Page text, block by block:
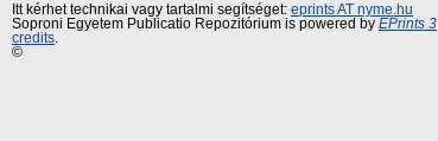
Itt kérhet technikai vagy tartalmi segítséget: eprints AT nyme.hu
Soproni Egyetem Publicatio Repozitórium is powered by EPrints 3
credits
©